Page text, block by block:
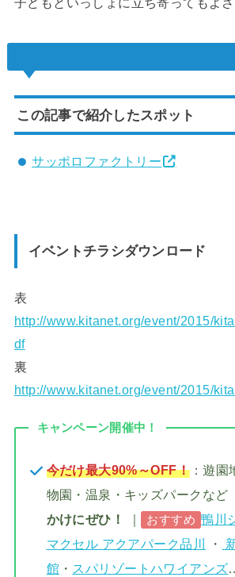
この記事で紹介したスポット
サッポロファクトリー
イベントチラシダウンロード
表
http://www.kitanet.org/event/2015/
df
裏
http://www.kitanet.org/event/2015/
キャンペーン開催中！
今だけ最大90%～OFF！：遊園
物園・温泉・キッズパークなど
かけにぜひ！
｜ おすすめ 鴨川
マクセル アクアパーク品川
・
館 ・ スパリゾートハワイアンズ